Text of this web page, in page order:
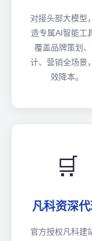
对接头部大模型
造专属AI智能工
覆盖品牌策划
计、营销全场景
效降本。
🛒
凡科资深
官方授权凡科建